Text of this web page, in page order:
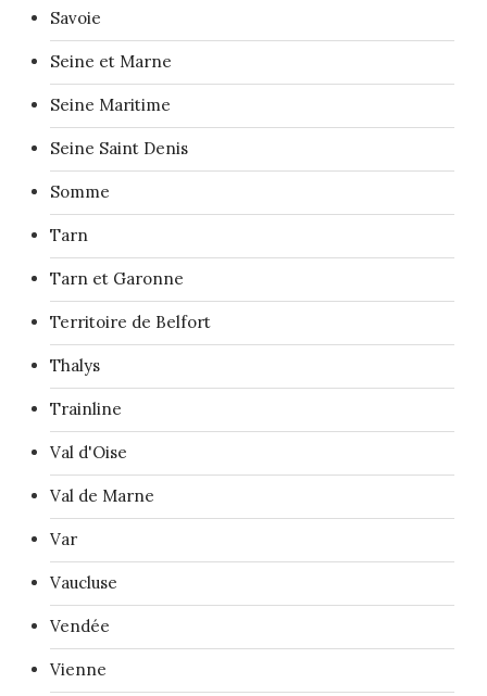
Savoie
Seine et Marne
Seine Maritime
Seine Saint Denis
Somme
Tarn
Tarn et Garonne
Territoire de Belfort
Thalys
Trainline
Val d'Oise
Val de Marne
Var
Vaucluse
Vendée
Vienne